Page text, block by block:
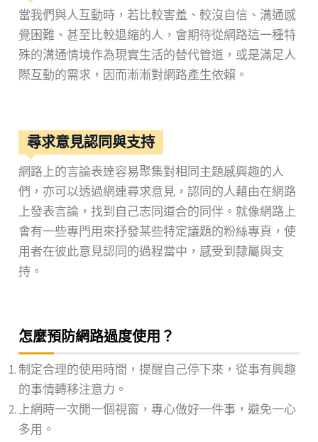
當我們與人互動時，若比較害羞、較沒自信、溝通感
覺困難、甚至比較退縮的人，會期待從網路這一種特
殊的溝通情境作為現實生活的替代管道，或是滿足人
際互動的需求，因而漸漸對網路產生依賴。
尋求意見認同與支持
網路上的言論表達容易聚集對相同主題感興趣的人
們，亦可以透過網連尋求意見，認同的人藉由在網路
上發表言論，找到自己志同道合的同伴。就像網路上
會有一些專門用來抒發某些特定議題的粉絲專頁，使
用者在彼此意見認同的過程當中，感受到隸屬與支
持。
怎麼預防網路過度使用？
制定合理的使用時間，提醒自己停下來，從事有興趣
的事情轉移注意力。
上網時一次開一個視窗，專心做好一件事，避免一心
多用。